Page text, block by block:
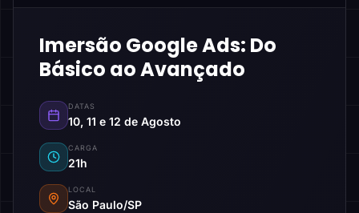
Imersão Google Ads: Do
Básico ao Avançado
DATAS
10, 11 e 12 de Agosto
CARGA
21h
LOCAL
São Paulo/SP